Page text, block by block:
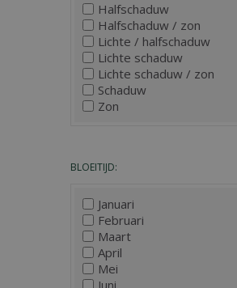
Halfschaduw
Halfschaduw / zon
Lichte / halfschaduw
Lichte schaduw
Lichte schaduw / zon
Schaduw
Zon
BLOEITIJD:
Januari
Februari
Maart
April
Mei
Juni